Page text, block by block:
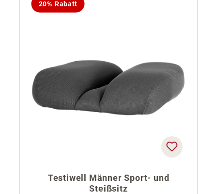
20% Rabatt
Testiwell Männer Sport- und
Steißsitz